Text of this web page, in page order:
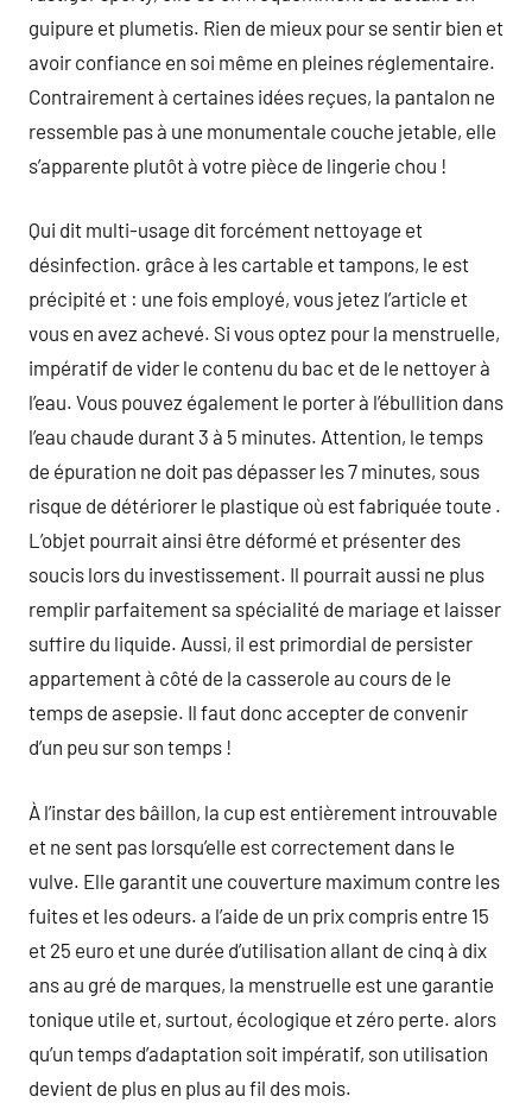
guipure et plumetis. Rien de mieux pour se sentir bien et
avoir confiance en soi même en pleines réglementaire.
Contrairement à certaines idées reçues, la pantalon ne
ressemble pas à une monumentale couche jetable, elle
s’apparente plutôt à votre pièce de lingerie chou !
Qui dit multi-usage dit forcément nettoyage et
désinfection. grâce à les cartable et tampons, le est
précipité et : une fois employé, vous jetez l’article et
vous en avez achevé. Si vous optez pour la menstruelle,
impératif de vider le contenu du bac et de le nettoyer à
l’eau. Vous pouvez également le porter à l’ébullition dans
l’eau chaude durant 3 à 5 minutes. Attention, le temps
de épuration ne doit pas dépasser les 7 minutes, sous
risque de détériorer le plastique où est fabriquée toute .
L’objet pourrait ainsi être déformé et présenter des
soucis lors du investissement. Il pourrait aussi ne plus
remplir parfaitement sa spécialité de mariage et laisser
suffire du liquide. Aussi, il est primordial de persister
appartement à côté de la casserole au cours de le
temps de asepsie. Il faut donc accepter de convenir
d’un peu sur son temps !
À l’instar des bâillon, la cup est entièrement introuvable
et ne sent pas lorsqu’elle est correctement dans le
vulve. Elle garantit une couverture maximum contre les
fuites et les odeurs. a l’aide de un prix compris entre 15
et 25 euro et une durée d’utilisation allant de cinq à dix
ans au gré de marques, la menstruelle est une garantie
tonique utile et, surtout, écologique et zéro perte. alors
qu’un temps d’adaptation soit impératif, son utilisation
devient de plus en plus au fil des mois.